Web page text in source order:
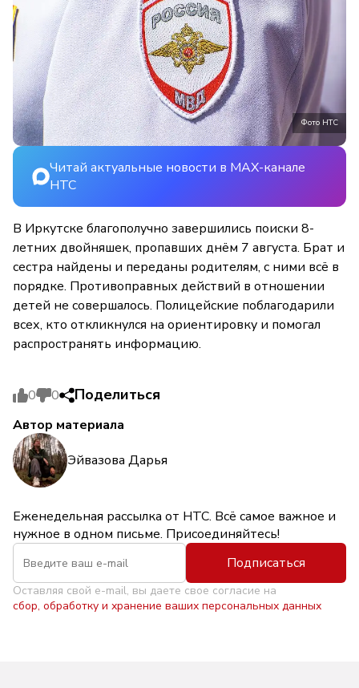
Фото НТС
Читай актуальные новости в MAX-канале
НТС
В Иркутске благополучно завершились поиски 8-
летних двойняшек, пропавших днём 7 августа. Брат и
сестра найдены и переданы родителям, с ними всё в
порядке. Противоправных действий в отношении
детей не совершалось. Полицейские поблагодарили
всех, кто откликнулся на ориентировку и помогал
распространять информацию.
0 0 Поделиться
Автор материала
Эйвазова Дарья
Еженедельная рассылка от НТС. Всё самое важное и
нужное в одном письме. Присоединяйтесь!
Подписаться
Оставляя свой e-mail, вы даете свое согласие на
сбор, обработку и хранение ваших персональных данных